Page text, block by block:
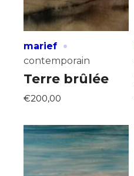
marief ·
contemporain
Terre brûlée
€200,00